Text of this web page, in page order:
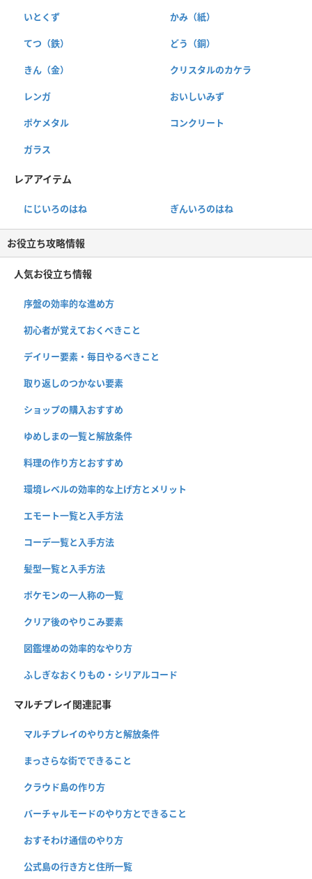
いとくず かみ（紙）
てつ（鉄） どう（銅）
きん（金） クリスタルのカケラ
レンガ おいしいみず
ポケメタル コンクリート
ガラス
レアアイテム
にじいろのはね ぎんいろのはね
お役立ち攻略情報
人気お役立ち情報
序盤の効率的な進め方
初心者が覚えておくべきこと
デイリー要素・毎日やるべきこと
取り返しのつかない要素
ショップの購入おすすめ
ゆめしまの一覧と解放条件
料理の作り方とおすすめ
環境レベルの効率的な上げ方とメリット
エモート一覧と入手方法
コーデ一覧と入手方法
髪型一覧と入手方法
ポケモンの一人称の一覧
クリア後のやりこみ要素
図鑑埋めの効率的なやり方
ふしぎなおくりもの・シリアルコード
マルチプレイ関連記事
マルチプレイのやり方と解放条件
まっさらな街でできること
クラウド島の作り方
バーチャルモードのやり方とできること
おすそわけ通信のやり方
公式島の行き方と住所一覧